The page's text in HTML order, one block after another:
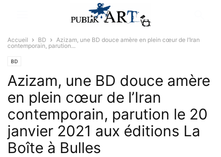
Accueil BD
Azizam, une BD douce amère en plein cœur de l’Iran
contemporain, parution...
BD
Azizam, une BD douce amère
en plein cœur de l’Iran
contemporain, parution le 20
janvier 2021 aux éditions La
Boîte à Bulles